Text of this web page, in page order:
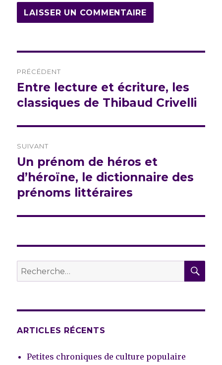
de
l’article
PRÉCÉDENT
Publication
précédente :
Entre lecture et écriture, les
classiques de Thibaud Crivelli
SUIVANT
Publication
suivante :
Un prénom de héros et
d’héroïne, le dictionnaire des
prénoms littéraires
Recherche
pour :
ARTICLES RÉCENTS
Petites chroniques de culture populaire